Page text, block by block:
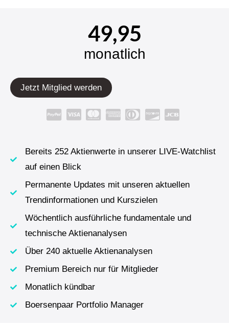
49,95
monatlich
Jetzt Mitglied werden
Bereits 252 Aktienwerte in unserer LIVE-Watchlist
auf einen Blick
Permanente Updates mit unseren aktuellen
Trendinformationen und Kurszielen
Wöchentlich ausführliche fundamentale und
technische Aktienanalysen
Über 240 aktuelle Aktienanalysen
Premium Bereich nur für Mitglieder
Monatlich kündbar
Boersenpaar Portfolio Manager